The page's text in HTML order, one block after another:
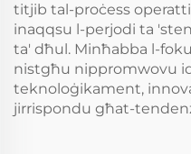
titjib tal-proċess
inaqqsu l-perjodi ta
ta' dħul. Minħabba l-
nistgħu nippromwovu
teknoloġikament,
jirrispondu għat-